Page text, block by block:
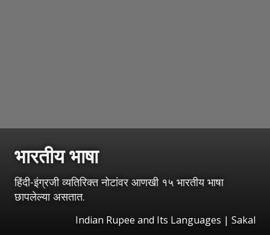
भारतीय भाषा
हिंदी-इंग्रजी व्यतिरिक्त नोटांवर आणखी १५ भारतीय भाषा
छापलेल्या असतात.
Indian Rupee and Its Languages | Sakal